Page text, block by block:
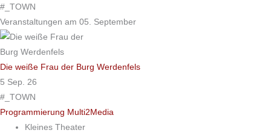
#_TOWN
Veranstaltungen am 05. September
Die weiße Frau der Burg Werdenfels
5 Sep. 26
#_TOWN
Programmierung Multi2Media
Kleines Theater